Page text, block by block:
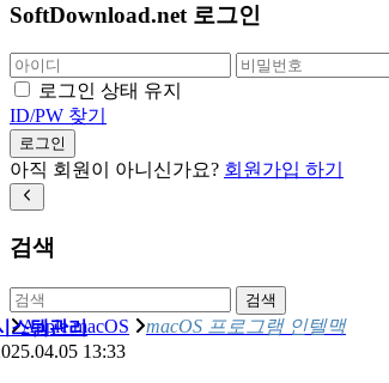
SoftDownload.net 로그인
로그인 상태 유지
ID/PW 찾기
로그인
아직 회원이 아니신가요? 회원가입 하기
검색
검색
Apple macOS macOS 프로그램 인텔맥
스템관리
13:33